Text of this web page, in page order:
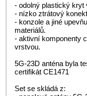
- odolný plastický kryt
- nízko ztrátový
- konzole a jiné
materiálů.
- aktivní komponenty
vrstvou.
5G-23D anténa byla
certifikát CE1471
Set se skládá z: